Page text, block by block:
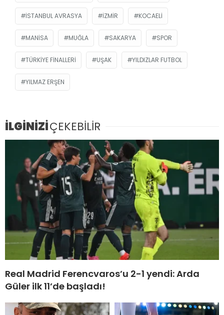
İSTANBUL AVRASYA IZMIR KOCAELI
MANISA MUĞLA SAKARYA SPOR
TÜRKIYE FINALLERI UŞAK YILDIZLAR FUTBOL
YILMAZ ERŞEN
İLGİNİZİÇEKEBİLİR
Real Madrid Ferencvaros’u 2-1 yendi: Arda
Güler ilk 11’de başladı!